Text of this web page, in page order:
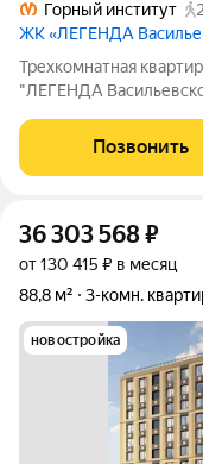
Горный институт
ЖК «ЛЕГЕНДА
Трехкомнатная
"ЛЕГЕНДА
25.8 кв.м. Квартира -
проходных комнат,
Позвонить
36 303 568₽
от 130 415 ₽ в месяц
88,8 м²
3-комн.
новостройка